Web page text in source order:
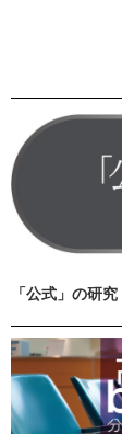
「公式」の研究